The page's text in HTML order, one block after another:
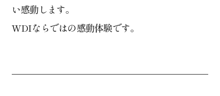
い感動します。
WDIならではの感動体験です。